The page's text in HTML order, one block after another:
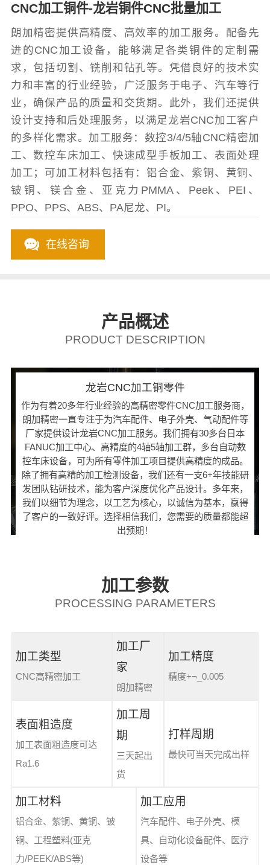
CNC加工铜件-龙岩铜件CNC批量加工
朗加精密提供高精度、高效率的加工服务。配备先
进的CNC加工设备，能够满足各类铜件的定制需
求，包括切割、铣削和钻孔等。凭借良好的技术实
力和丰富的行业经验，广泛服务于电子、汽车等行
业，确保产品的质量和交货期。此外，我们还提供
设计支持和后处理服务，以满足龙岩CNC加工客户
的多样化需求。加工服务：数控3/4/5轴CNC精密加
工、数控车床加工、快速成型手板加工、表面处理
加工；可加工材料包括有：铝合金、紫铜、黄铜、
铍铜、镁合金、亚克力PMMA、Peek、PEI、
PPO、PPS、ABS、PA尼龙、PI。
在线咨询
产品概述
PRODUCT DESCRIPTION
龙岩CNC加工铜零件
作为有着20多年行业经验的高精密零件CNC加工服务商，
朗加精密一直专注于为汽车配件、电子外壳、气动配件等
厂家提供设计龙岩CNC加工服务。我们拥有30多台日本
FANUC加工中心、高精度的4轴5轴加工群，多台自动数
控车床设备，可为所有零件加工项目提供高精度的成品。
除了拥有高精的加工检测设备，我们还有一支6+年技能研
发团队钻研技术，能为客户深度优化产品设计。多年来，
我们以细节为理念，以工艺为核心，以诚信为基本，赢得
了客户的一致好评。选择相信我们，您需要的质量都能超
出预期！
加工参数
PROCESSING PARAMETERS
加工类型
CNC高精密加工
加工厂
家
朗加精密
加工精度
精度+¬_0.005
表面粗造度
加工表面粗造度可达
Ra1.6
加工周
期
三天起出
货
打样周期
最快可当天完成出样
加工材料
铝合金、紫铜、黄铜、铍
铜、工程塑料(亚克
力/PEEK/ABS等)
加工应用
汽车配件、电子外壳、模
具、自动化设备配件、医疗
设备等